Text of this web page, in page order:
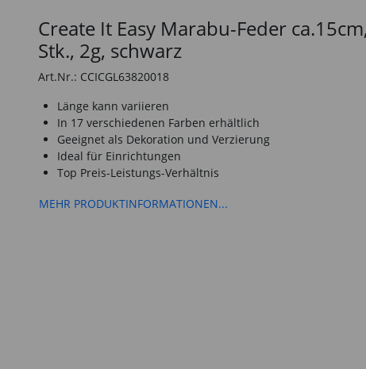
Create It Easy Marabu-Feder
Stk., 2g, schwarz
Art.Nr.: CCICGL63820018
Länge kann variieren
In 17 verschiedenen Farben erhältlich
Geeignet als Dekoration und Verzierung
Ideal für Einrichtungen
Top Preis-Leistungs-Verhältnis
MEHR PRODUKTINFORMATIONEN...